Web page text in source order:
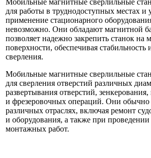
для работы в труднодоступных местах и
применение стационарного
невозможно. Они обладают магнитной
позволяет надежно закрепить станок на
поверхности, обеспечивая стабильность
сверления.
Мобильные магнитные сверлильные
для сверления отверстий различных
развертывания отверстий,
и фрезеровочных операций. Они
различных отраслях, включая ремонт
и оборудования, а также при
монтажных работ.